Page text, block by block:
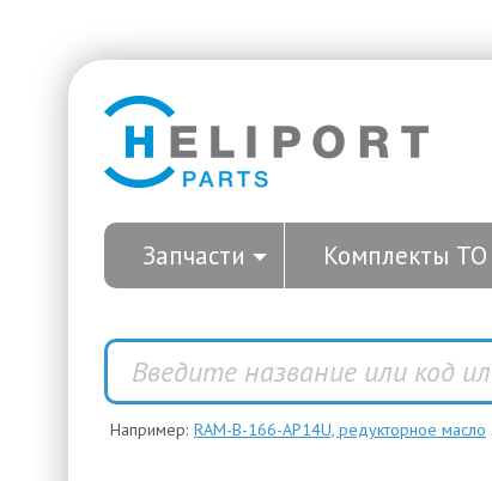
Запчасти Комплекты ТО
Например: RAM-B-166-AP14U, редукторное масло